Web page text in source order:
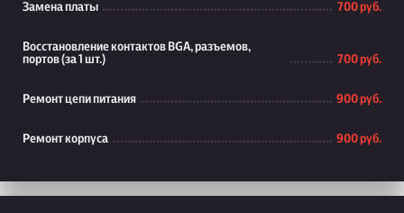
Замена платы 700 руб.
Восстановление контактов BGA, разъемов,
портов (за 1 шт.)
700 руб.
Ремонт цепи питания 900 руб.
Ремонт корпуса 900 руб.